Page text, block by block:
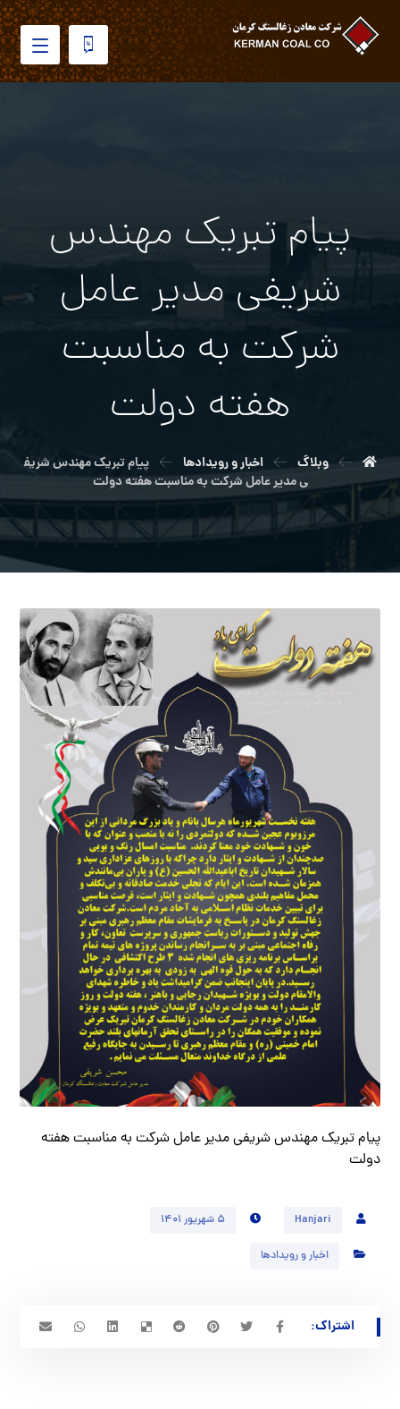
پیام تبریک مهندس
شریفی مدیر عامل
شرکت به مناسبت
هفته دولت
وبلاگ اخبار و رویدادها
پیام تبریک مهندس شریف
ی مدیر عامل شرکت به مناسبت هفته دولت
پیام تبریک مهندس شریفی مدیر عامل شرکت به مناسبت هفته
دولت
Hanjari ۵ شهریور ۱۴۰۱
اخبار و رویدادها